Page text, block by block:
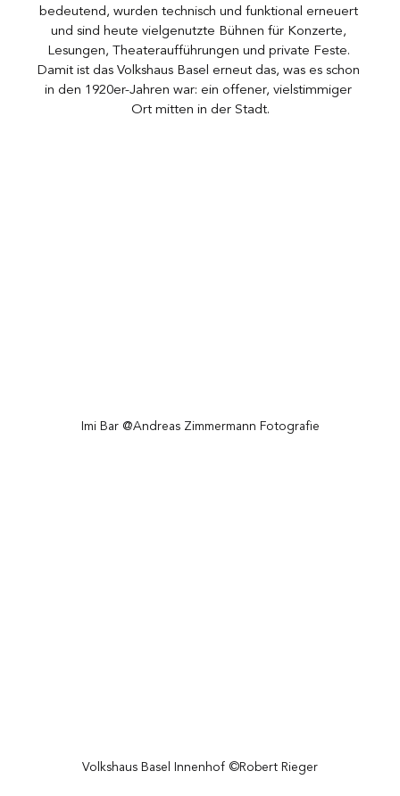
bedeutend, wurden technisch und funktional erneuert
und sind heute vielgenutzte Bühnen für Konzerte,
Lesungen, Theateraufführungen und private Feste.
Damit ist das Volkshaus Basel erneut das, was es schon
in den 1920er-Jahren war: ein offener, vielstimmiger
Ort mitten in der Stadt.
Imi Bar @Andreas Zimmermann Fotografie
Volkshaus Basel Innenhof ©Robert Rieger